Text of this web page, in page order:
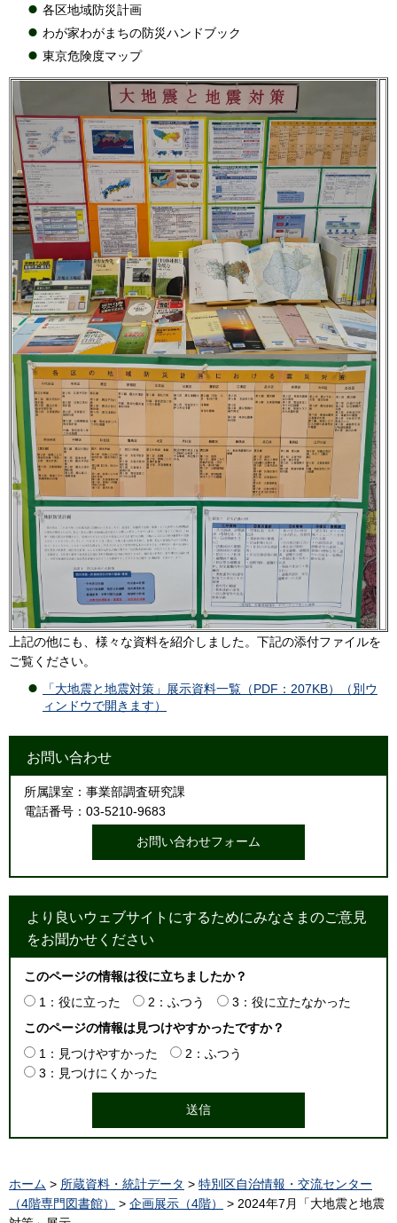
各区地域防災計画
わが家わがまちの防災ハンドブック
東京危険度マップ
上記の他にも、様々な資料を紹介しました。下記の添付ファイルを
ご覧ください。
「大地震と地震対策」展示資料一覧（PDF：207KB）（別ウ
ィンドウで開きます）
お問い合わせ
所属課室：事業部調査研究課
電話番号：03-5210-9683
より良いウェブサイトにするためにみなさまのご意見
をお聞かせください
このページの情報は役に立ちましたか？
1：役に立った
2：ふつう
3：役に立たなかった
このページの情報は見つけやすかったですか？
1：見つけやすかった
2：ふつう
3：見つけにくかった
ホーム > 所蔵資料・統計データ > 特別区自治情報・交流センター
（4階専門図書館）
> 企画展示（4階）
> 2024年7月「大地震と地震